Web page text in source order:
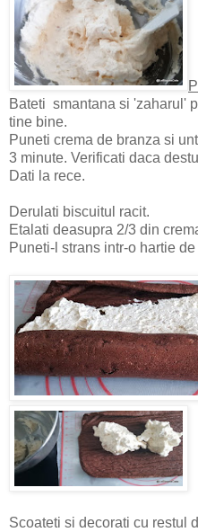
Bateti smantana si 'zaharul'
tine bine.
Puneti crema de branza si
3 minute. Verificati daca
Dati la rece.
Derulati biscuitul racit.
Etalati deasupra 2/3 din
Puneti-l strans intr-o hartie
Scoateti si decorati cu restul